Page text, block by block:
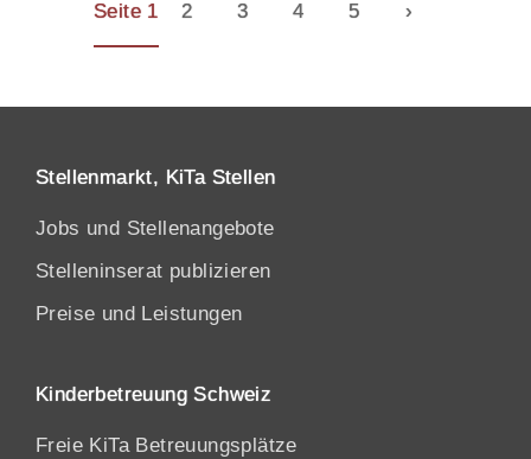
Seite 1 2 3 4 5 ›
Stellenmarkt, KiTa Stellen
Jobs und Stellenangebote
Stelleninserat publizieren
Preise und Leistungen
Kinderbetreuung Schweiz
Freie KiTa Betreuungsplätze